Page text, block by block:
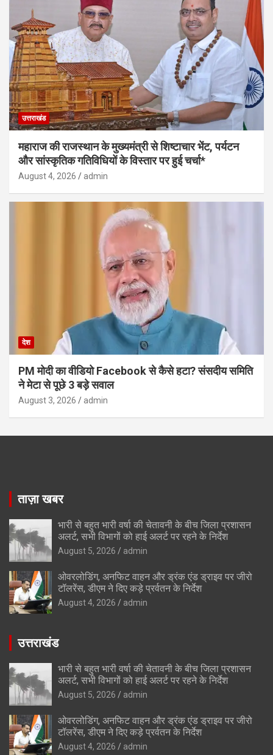
उत्तराखंड
महाराज की राजस्थान के मुख्यमंत्री से शिष्टाचार भेंट, पर्यटन
और सांस्कृतिक गतिविधियों के विस्तार पर हुई चर्चा*
August 4, 2026 admin
देश
PM मोदी का वीडियो Facebook से कैसे हटा? संसदीय समिति
ने मेटा से पूछे 3 बड़े सवाल
August 3, 2026 admin
ताज़ा खबर
भारी से बहुत भारी वर्षा की चेतावनी के बीच जिला प्रशासन
अलर्ट, सभी विभागों को हाई अलर्ट पर रहने के निर्देश
August 5, 2026 admin
ओवरलोडिंग, अनफिट वाहन और ड्रंक एंड ड्राइव पर जीरो
टॉलरेंस, डीएम ने दिए कड़े प्रर्वतन के निर्देश
August 4, 2026 admin
उत्तराखंड
भारी से बहुत भारी वर्षा की चेतावनी के बीच जिला प्रशासन
अलर्ट, सभी विभागों को हाई अलर्ट पर रहने के निर्देश
August 5, 2026 admin
ओवरलोडिंग, अनफिट वाहन और ड्रंक एंड ड्राइव पर जीरो
टॉलरेंस, डीएम ने दिए कड़े प्रर्वतन के निर्देश
August 4, 2026 admin